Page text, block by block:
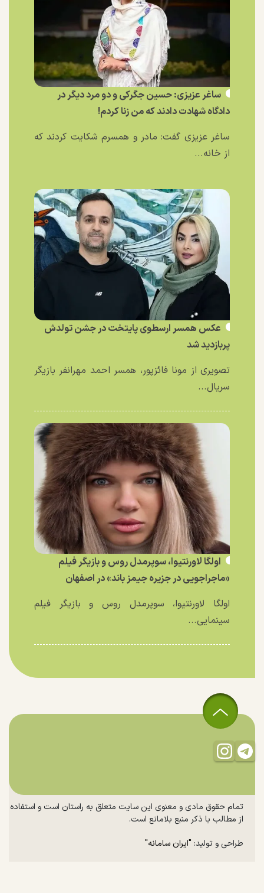
ساغر عزیزی: حسین جگرکی و دو مرد دیگر در
دادگاه شهادت دادند که من زنا کردم!
ساغر عزیزی گفت: مادر و همسرم شکایت کردند که
از خانه...
عکس همسر ارسطوی پایتخت در جشن تولدش
پربازدید شد
تصویری از مونا فائزپور، همسر احمد مهرانفر بازیگر
سریال...
اولگا لاورنتیوا، سوپرمدل روس و بازیگر فیلم
«ماجراجویی در جزیره جیمز باند» در اصفهان
اولگا لاورنتیوا، سوپرمدل روس و بازیگر فیلم
سینمایی...
تمام حقوق مادی و معنوی این سایت متعلق به راستان است و استفاده
از مطالب با ذکر منبع بلامانع است.
طراحی و تولید: "ایران سامانه"